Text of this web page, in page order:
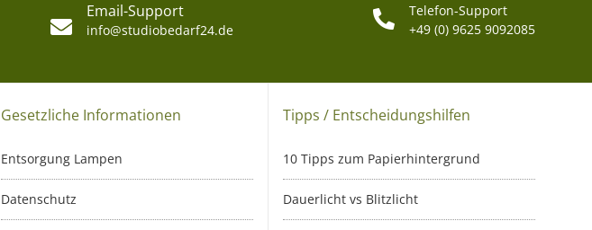
Email-Support
info@studiobedarf24.de
Telefon-Support
+49 (0) 9625 9092085
Gesetzliche Informationen
Entsorgung Lampen
Datenschutz
Tipps / Entscheidungshilfen
10 Tipps zum Papierhintergrund
Dauerlicht vs Blitzlicht